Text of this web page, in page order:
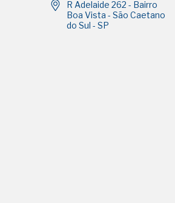
R Adelaide 262 - Bairro
Boa Vista - São Caetano
do Sul - SP